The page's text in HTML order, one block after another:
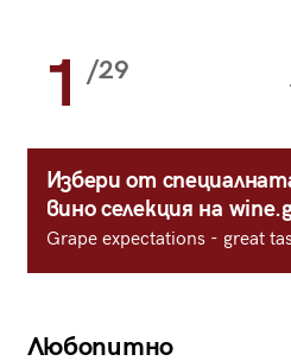
1 /29
Избери от
вино селекция на
Grape expectations - great
Любопитно